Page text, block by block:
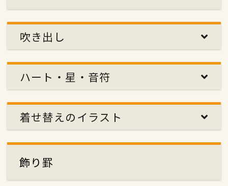
吹き出し
ハート・星・音符
着せ替えのイラスト
飾り罫